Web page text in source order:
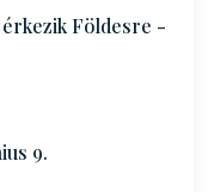
Földesre -
9.